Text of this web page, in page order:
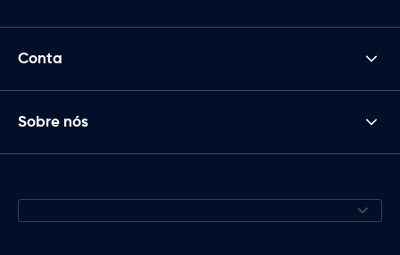
Conta
Sobre nós